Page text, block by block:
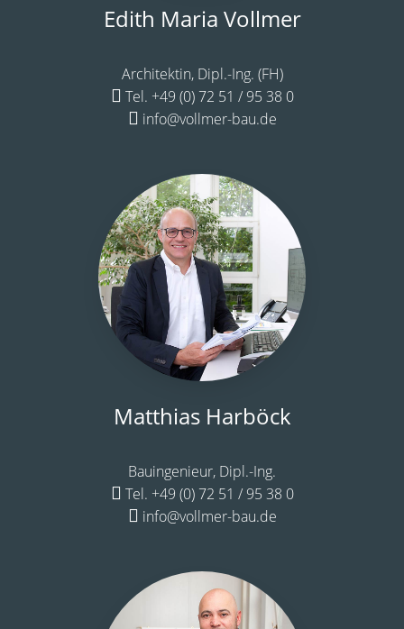
Edith Maria Vollmer
Architektin, Dipl.-Ing. (FH)
Tel. +49 (0) 72 51 / 95 38 0
info@vollmer-bau.de
Matthias Harböck
Bauingenieur, Dipl.-Ing.
Tel. +49 (0) 72 51 / 95 38 0
info@vollmer-bau.de